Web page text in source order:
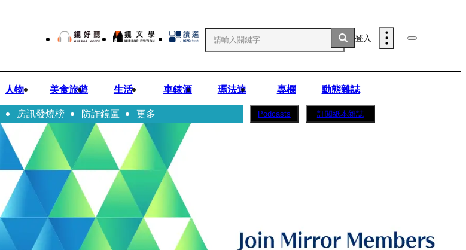
登入
人物 美食旅遊 生活 車錶酒 瑪法達 專欄
動態雜誌
房訊發燒榜 防詐鏡區 更多 Podcasts 訂閱紙本雜誌